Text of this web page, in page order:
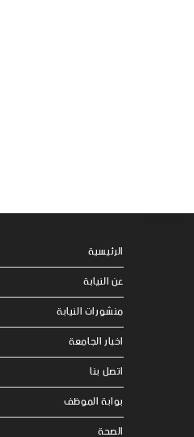
الرئيسية
عن النيابة
منشورات النيابة
اخبار الجامعة
اتصل بنا
بوابة الموظف
الصحة